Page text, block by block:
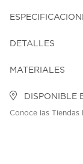
DETALLES
MATERIALES
DISPONIBLE
Conoce las